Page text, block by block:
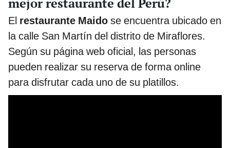
El restaurante Maido se encuentra ubicado en
la calle San Martín del distrito de Miraflores.
Según su página web oficial, las personas
pueden realizar su reserva de forma online
para disfrutar cada uno de su platillos.